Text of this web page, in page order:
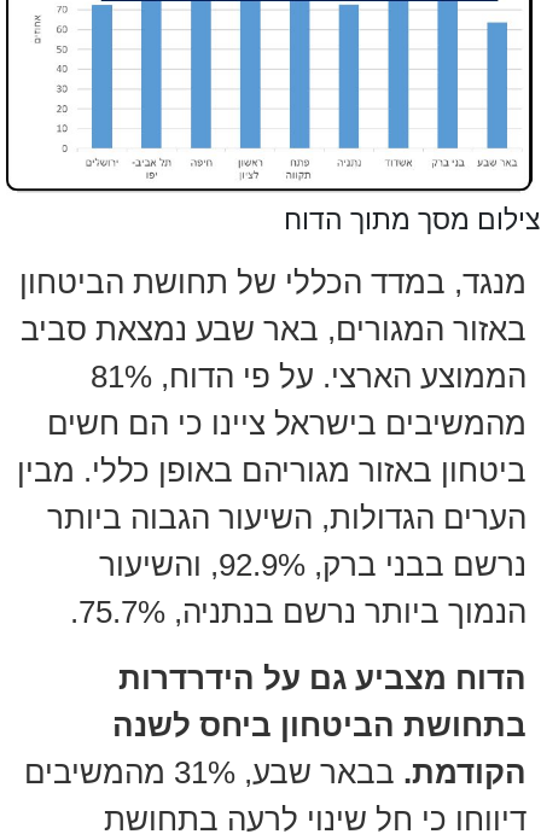
צילום מסך מתוך הדוח
מנגד, במדד הכללי של תחושת הביטחון
באזור המגורים, באר שבע נמצאת סביב
הממוצע הארצי. על פי הדוח, 81%
מהמשיבים בישראל ציינו כי הם חשים
ביטחון באזור מגוריהם באופן כללי. מבין
הערים הגדולות, השיעור הגבוה ביותר
נרשם בבני ברק, 92.9%, והשיעור
הנמוך ביותר נרשם בנתניה, 75.7%.
הדוח מצביע גם על הידרדרות
בתחושת הביטחון ביחס לשנה
הקודמת.
בבאר שבע, 31% מהמשיבים
דיווחו כי חל שינוי לרעה בתחושת